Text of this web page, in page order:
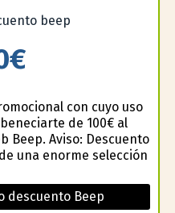
con cuyo uso
de 100€ al
Beep. Aviso: Descuento
una enorme selección
descuento Beep